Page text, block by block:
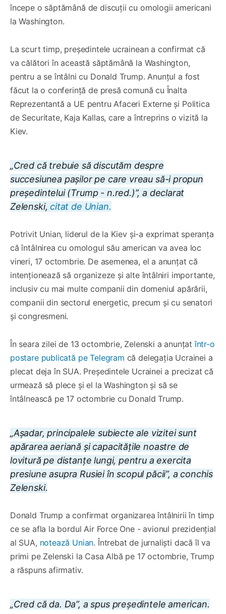
începe o săptămână de discuții cu omologii americani
la Washington.
La scurt timp, președintele ucrainean a confirmat că
va călători în această săptămână la Washington,
pentru a se întâlni cu Donald Trump. Anunțul a fost
făcut la o conferință de presă comună cu Înalta
Reprezentantă a UE pentru Afaceri Externe și Politica
de Securitate, Kaja Kallas, care a întreprins o vizită la
Kiev.
„Cred că trebuie să discutăm despre
succesiunea pașilor pe care vreau să-i propun
președintelui (Trump - n.red.)”, a declarat
Zelenski,citat de Unian.
Potrivit Unian, liderul de la Kiev și-a exprimat speranța
că întâlnirea cu omologul său american va avea loc
vineri, 17 octombrie. De asemenea, el a anunțat că
intenționează să organizeze și alte întâlniri importante,
inclusiv cu mai multe companii din domeniul apărării,
companii din sectorul energetic, precum și cu senatori
și congresmeni.
În seara zilei de 13 octombrie, Zelenski a anunțatîntr-o
postare publicată pe Telegram că delegația Ucrainei a
plecat deja în SUA. Președintele Ucrainei a precizat că
urmează să plece și el la Washington și să se
întâlnească pe 17 octombrie cu Donald Trump.
„Așadar, principalele subiecte ale vizitei sunt
apărarea aeriană și capacitățile noastre de
lovitură pe distanțe lungi, pentru a exercita
presiune asupra Rusiei în scopul păcii”, a conchis
Zelenski.
Donald Trump a confirmat organizarea întâlnirii în timp
ce se afla la bordul Air Force One - avionul prezidențial
al SUA, notează Unian. Întrebat de jurnaliști dacă îl va
primi pe Zelenski la Casa Albă pe 17 octombrie, Trump
a răspuns afirmativ.
„Cred că da. Da”, a spus președintele american.